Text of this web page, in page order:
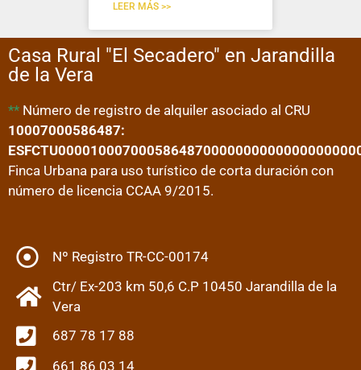
LEER MÁS >>
Casa Rural "El Secadero" en Jarandilla
de la Vera
** Número de registro de alquiler asociado al CRU
10007000586487:
Finca Urbana para uso turístico de corta duración con
número de licencia CCAA 9/2015.
Nº Registro TR-CC-00174
Ctr/ Ex-203 km 50,6 C.P 10450 Jarandilla de la
Vera
687 78 17 88
661 86 03 14